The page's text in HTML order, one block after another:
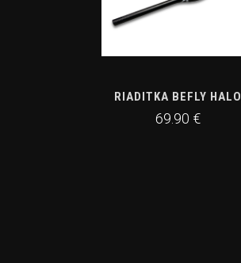
RIADITKA BEFLY HALO
69.90 €